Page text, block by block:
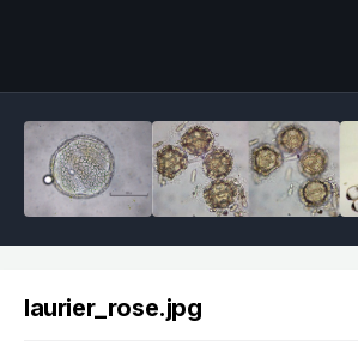
laurier_rose.jpg